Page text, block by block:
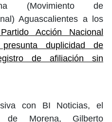
(Movimiento de
Aguascalientes a los
Acción Nacional
duplicidad de
de afiliación sin
con BI Noticias, el
de Morena, Gilberto